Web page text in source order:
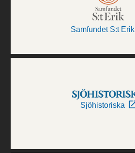
Samfundet S:t Erik
Sjöhistoriska